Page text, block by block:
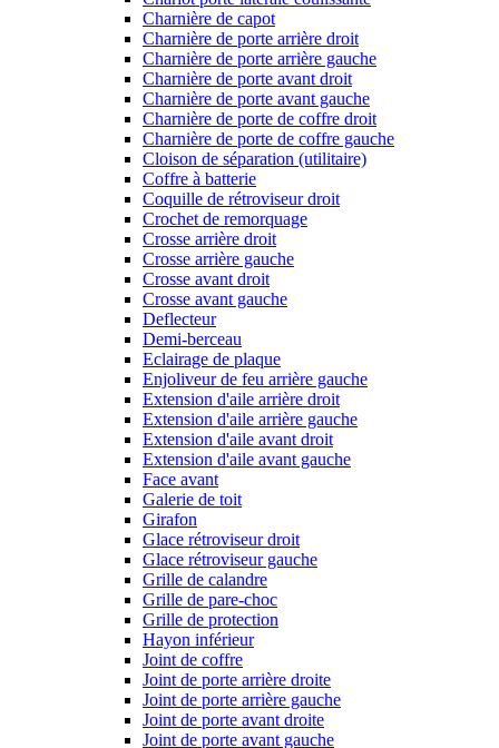
Charnière de capot
Charnière de porte arrière droit
Charnière de porte arrière gauche
Charnière de porte avant droit
Charnière de porte avant gauche
Charnière de porte de coffre droit
Charnière de porte de coffre gauche
Cloison de séparation (utilitaire)
Coffre à batterie
Coquille de rétroviseur droit
Crochet de remorquage
Crosse arrière droit
Crosse arrière gauche
Crosse avant droit
Crosse avant gauche
Deflecteur
Demi-berceau
Eclairage de plaque
Enjoliveur de feu arrière gauche
Extension d'aile arrière droit
Extension d'aile arrière gauche
Extension d'aile avant droit
Extension d'aile avant gauche
Face avant
Galerie de toit
Girafon
Glace rétroviseur droit
Glace rétroviseur gauche
Grille de calandre
Grille de pare-choc
Grille de protection
Hayon inférieur
Joint de coffre
Joint de porte arrière droite
Joint de porte arrière gauche
Joint de porte avant droite
Joint de porte avant gauche